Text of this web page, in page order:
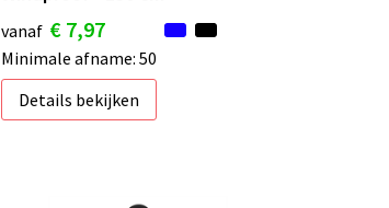
vanaf € 7,97
Minimale afname: 50
Details bekijken